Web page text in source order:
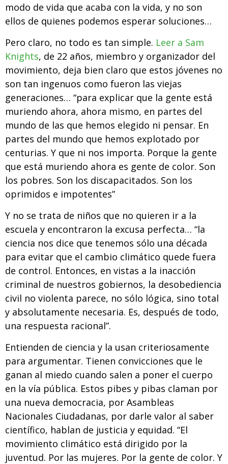
modo de vida que acaba con la vida, y no son
ellos de quienes podemos esperar soluciones…
Pero claro, no todo es tan simple. Leer a Sam
Knights, de 22 años, miembro y organizador del
movimiento, deja bien claro que estos jóvenes no
son tan ingenuos como fueron las viejas
generaciones… “para explicar que la gente está
muriendo ahora, ahora mismo, en partes del
mundo de las que hemos elegido ni pensar. En
partes del mundo que hemos explotado por
centurias. Y que ni nos importa. Porque la gente
que está muriendo ahora es gente de color. Son
los pobres. Son los discapacitados. Son los
oprimidos e impotentes”
Y no se trata de niños que no quieren ir a la
escuela y encontraron la excusa perfecta… “la
ciencia nos dice que tenemos sólo una década
para evitar que el cambio climático quede fuera
de control. Entonces, en vistas a la inacción
criminal de nuestros gobiernos, la desobediencia
civil no violenta parece, no sólo lógica, sino total
y absolutamente necesaria. Es, después de todo,
una respuesta racional”.
Entienden de ciencia y la usan criteriosamente
para argumentar. Tienen convicciones que le
ganan al miedo cuando salen a poner el cuerpo
en la vía pública. Estos pibes y pibas claman por
una nueva democracia, por Asambleas
Nacionales Ciudadanas, por darle valor al saber
científico, hablan de justicia y equidad. “El
movimiento climático está dirigido por la
juventud. Por las mujeres. Por la gente de color. Y